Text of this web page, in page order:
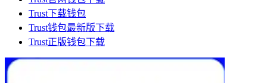
Trust下载钱包
Trust钱包最新版下载
Trust正版钱包下载